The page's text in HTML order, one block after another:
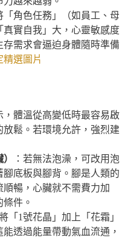
「角色任務」（如員工、母
實自我」大，心靈敏感度
需求會逼迫身體隨時準備
精選圖片
，體溫從高變低時最容易啟
鬆。若環境允許，強烈建
：若無法泡澡，可改用泡
底板與腳背。腳是人類的
暢，心臟就不需費力加
件。
「1號花晶」加上「花霜」
透過能量帶動氣血流通，